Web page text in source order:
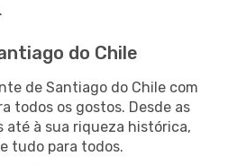
do Chile
de Santiago do Chile com
todos os gostos. Desde as
até à sua riqueza histórica,
tudo para todos.